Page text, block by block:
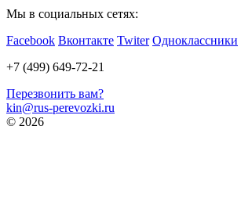
Мы в социальных сетях:
Facebook Вконтакте Twiter Одноклассники
+7 (499) 649-72-21
Перезвонить вам?
kin@rus-perevozki.ru
© 2026